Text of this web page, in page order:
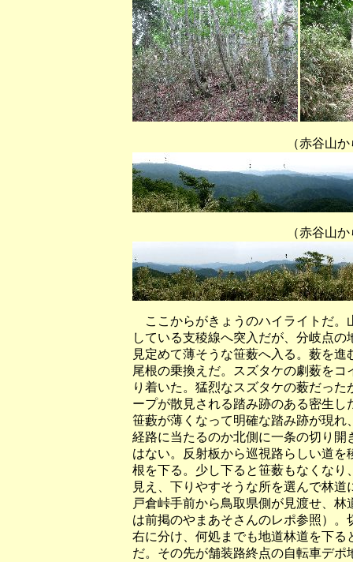
（赤谷山から東床尾山方
（赤谷山から三室山方面
ここからがきょうのハイライトだ。
している支稜線へ突入だが、分岐点
見定めて薄そうな笹薮へ入る。薮を
尾根の乗換えだ。スズタケの劇薮を
り着いた。猛烈なスズタケの薮だっ
ープが散見される踏み跡のある密生
笹藪が薄くなって明確な踏み跡が現
経路に当たるのか北側に一条の切り
はない。反射板から巡視路らしい道
根を下る。少し下ると笹薮もなくな
見え、下りやすそうな所を選んで林
戸倉峠手前から鳥取県側が見渡せ、
は前掲のやまあそさんのレポ参照）
右に分け、何処までも地道林道を下
だ。その先が舗装路終点の自転車デ